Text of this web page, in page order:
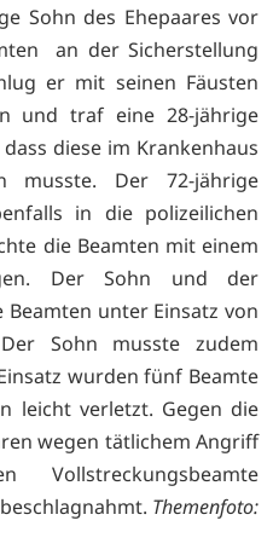
Sohn des Ehepaares vor
an der Sicherstellung
er mit seinen Fäusten
und traf eine 28-jährige
diese im Krankenhaus
musste. Der 72-jährige
in die polizeilichen
die Beamten mit einem
Der Sohn und der
unter Einsatz von
Sohn musste zudem
wurden fünf Beamte
leicht verletzt. Gegen die
wegen tätlichem Angriff
Themenfoto: